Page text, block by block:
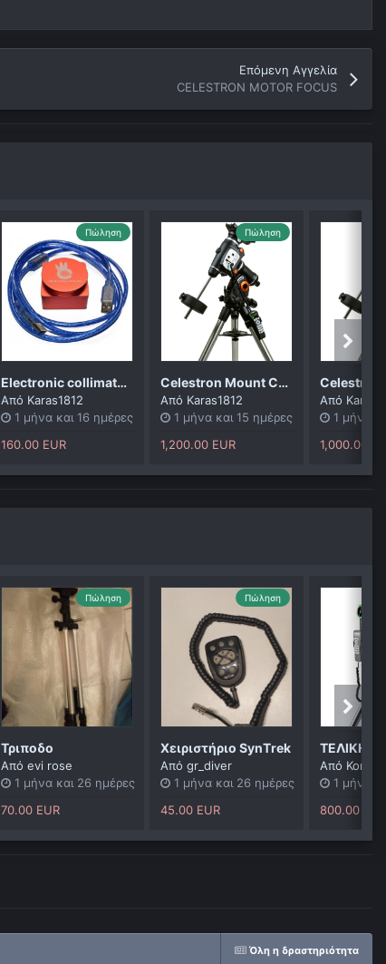
Επόμενη Αγγελία
CELESTRON MOTOR FOCUS
Πώληση
Electronic collimator OCAL
Από Karas1812
1 μήνα και 16 ημέρες
160.00 EUR
Πώληση
Celestron Mount CGEM II GoTo
Από Karas1812
1 μήνα και 15 ημέρες
1,200.00 EUR
Από
1 μήνα
1,000.00
Πώληση
Τριποδο
Από evi rose
1 μήνα και 26 ημέρες
70.00 EUR
Πώληση
Χειριστήριο SynΤrek
Από gr_diver
1 μήνα και 26 ημέρες
45.00 EUR
Από
1 μήνα
800.00 EUR
Όλη η δραστηριότητα